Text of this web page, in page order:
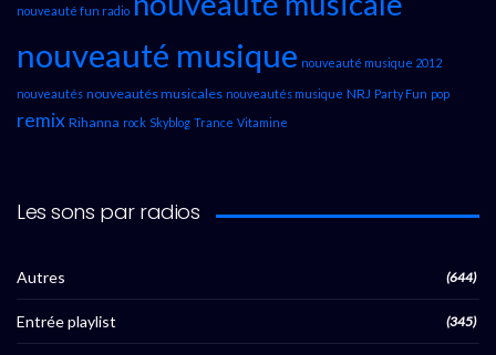
nouveauté fun radio
nouveauté musique nouveauté musique 2012
nouveautés nouveautés musicales nouveautés musique NRJ Party Fun pop
remix Rihanna rock Skyblog Trance Vitamine
Les sons par radios
Autres (644)
Entrée playlist (345)